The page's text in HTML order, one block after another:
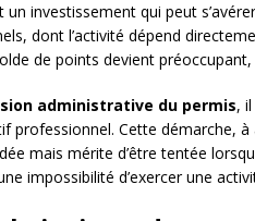
un investissement qui peut
dont l’activité dépend
de points devient
administrative du permis,
professionnel. Cette démarche, à
mais mérite d’être tentée
impossibilité d’exercer une